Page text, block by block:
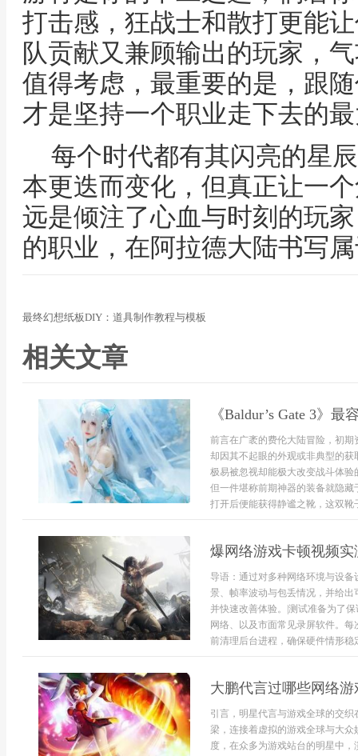
打击感，狂战士和散打更能
队贡献又兼顾输出的玩家，
值得考虑，最重要的是，跟
才是坚持一个职业走下去的
每个时代都有其闪亮的星
本更迭而变化，但真正让一
远是倾注了心血与时刻的玩
的职业，在阿拉德大陆书写
最终幻想纸板DIY：道具制作教程与模板
相关文章
《Baldur’s Gate 3》
前言在广袤的费伦大陆冒险，初
却因其不起眼的外观或非典型的
极易被忽视却能极大改变战斗体
但一件堪称前期神器的装备就隐
打开后便能获得静谧之靴，这双靴
爆网络游戏卡顿视频实
导语：通过对多种网络环境与设
景、帧率波动与包丢情况，并给
并快速改善体验。|测试准备为了
网络、以及市面常见录屏软件。
前清理后台进程，确保硬件情形稳
大鹏代言过哪些网络
引言，明星代言与游戏全球的交
梁，连接着虚拟的游戏全球与大
度，在众多为游戏站台的明星中